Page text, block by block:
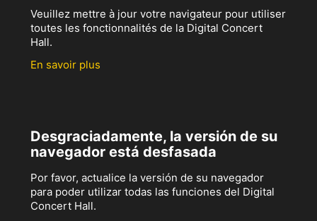
Veuillez mettre à jour votre navigateur pour utiliser
toutes les fonctionnalités de la Digital Concert
Hall.
En savoir plus
Desgraciadamente, la versión de su
navegador está desfasada
Por favor, actualice la versión de su navegador
para poder utilizar todas las funciones del Digital
Concert Hall.